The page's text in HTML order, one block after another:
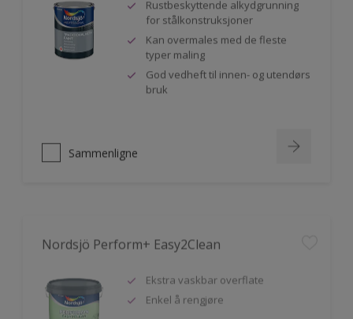
for stålkonstruksjoner
Kan overmales med de fleste
typer maling
God vedheft til innen- og utendørs
bruk
Sammenligne
Enkel å rengjøre